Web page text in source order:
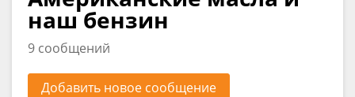
наш бензин
9 сообщений
Добавить новое сообщение